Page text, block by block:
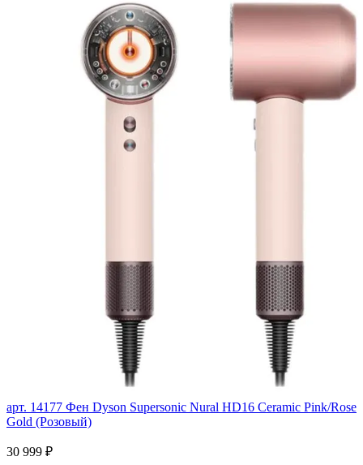
арт. 14177 Фен Dyson Supersonic Nural HD16 Ceramic Pink/Rose
Gold (Розовый)
30 999 ₽